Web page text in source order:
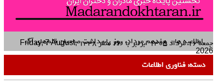
اطلاعیه ها : هفدهم مرداد، روز پاسداشت صاحبان قلم‌های
آگاهی‌بخش و راویان صادق حقیقت استجمعه ۱۶ مرداد ۱۴۰۵ برابر با۲۳ صفر ۱۴۴۸
Friday, 7 August,
دسته: فناوری اطلاعات